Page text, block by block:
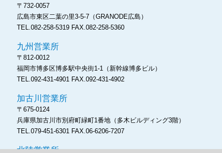
〒732-0057
広島市東区二葉の里3-5-7（GRANODE広島）
TEL.082-258-5319FAX.082-258-5360
九州営業所
〒812-0012
福岡市博多区博多駅中央街1-1（新幹線博多ビル）
TEL.092-431-4901FAX.092-431-4902
加古川営業所
〒675-0124
兵庫県加古川市別府町緑町1番地（多木ビルディング3階）
TEL.079-451-6301FAX.06-6206-7207
北陸営業所